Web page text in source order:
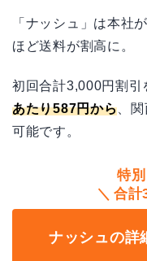
「ナッシュ」は本社
ほど送料が割高に。
初回合計3,000円割引
あたり587円から 、
可能です。
特
合計
ナッシュの詳